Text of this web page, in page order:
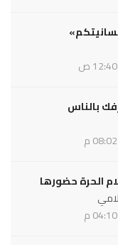
بالناس
الحرة حضورها